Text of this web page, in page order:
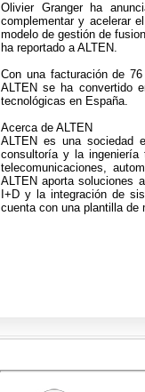
Olivier Granger ha
complementar y acelerar
modelo de gestión de
ha reportado a ALTEN.
Con una facturación de
ALTEN se ha convertido
tecnológicas en España.
Acerca de ALTEN
ALTEN es una sociedad
consultoría y la
telecomunicaciones,
ALTEN aporta soluciones
I+D y la integración de
cuenta con una plantilla de